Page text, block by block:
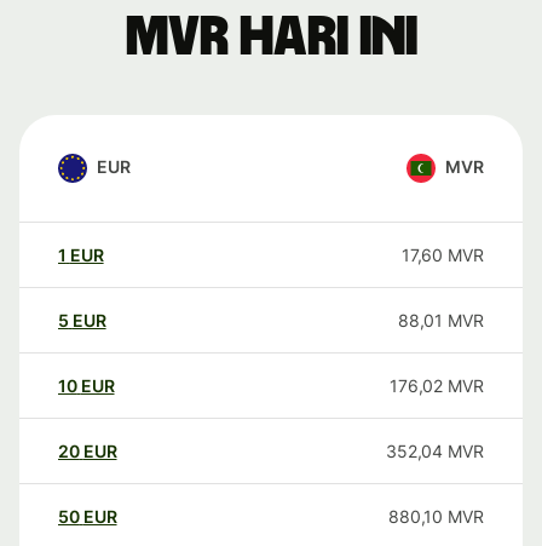
MVR hari ini
EUR MVR
1 EUR 17,60 MVR
5 EUR 88,01 MVR
10 EUR 176,02 MVR
20 EUR 352,04 MVR
50 EUR 880,10 MVR